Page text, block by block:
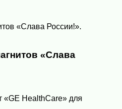
«Слава